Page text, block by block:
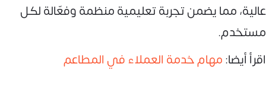
عالية، مما يضمن تجربة تعليمية منظمة وفعّالة لكل
مستخدم.
اقرأ أيضا:مهام خدمة العملاء في المطاعم